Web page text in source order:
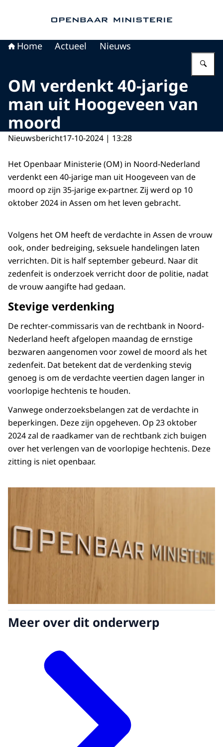
Home Actueel Nieuws
OM verdenkt 40-jarige
man uit Hoogeveen van
moord
Nieuwsbericht17-10-2024 | 13:28
Het Openbaar Ministerie (OM) in Noord-Nederland
verdenkt een 40-jarige man uit Hoogeveen van de
moord op zijn 35-jarige ex-partner. Zij werd op 10
oktober 2024 in Assen om het leven gebracht.
Volgens het OM heeft de verdachte in Assen de vrouw
ook, onder bedreiging, seksuele handelingen laten
verrichten. Dit is half september gebeurd. Naar dit
zedenfeit is onderzoek verricht door de politie, nadat
de vrouw aangifte had gedaan.
Stevige verdenking
De rechter-commissaris van de rechtbank in Noord-
Nederland heeft afgelopen maandag de ernstige
bezwaren aangenomen voor zowel de moord als het
zedenfeit. Dat betekent dat de verdenking stevig
genoeg is om de verdachte veertien dagen langer in
voorlopige hechtenis te houden.
Vanwege onderzoeksbelangen zat de verdachte in
beperkingen. Deze zijn opgeheven. Op 23 oktober
2024 zal de raadkamer van de rechtbank zich buigen
over het verlengen van de voorlopige hechtenis. Deze
zitting is niet openbaar.
Meer over dit onderwerp